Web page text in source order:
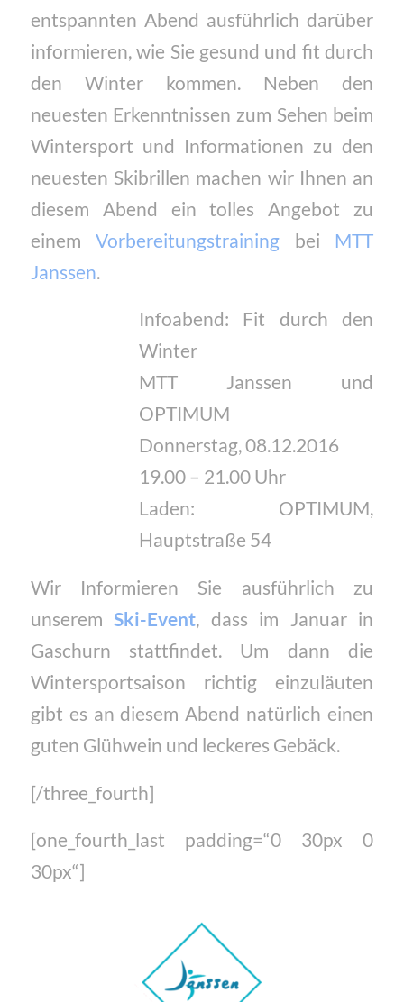
entspannten Abend ausführlich darüber
informieren, wie Sie gesund und fit durch
den Winter kommen. Neben den
neuesten Erkenntnissen zum Sehen beim
Wintersport und Informationen zu den
neuesten Skibrillen machen wir Ihnen an
diesem Abend ein tolles Angebot zu
einemVorbereitungstraining bei MTT
Janssen.
Infoabend: Fit durch den
Winter
MTT Janssen und
OPTIMUM
Donnerstag, 08.12.2016
19.00 – 21.00 Uhr
Laden: OPTIMUM,
Hauptstraße 54
Wir Informieren Sie ausführlich zu
unseremSki-Event, dass im Januar in
Gaschurn stattfindet. Um dann die
Wintersportsaison richtig einzuläuten
gibt es an diesem Abend natürlich einen
guten Glühwein und leckeres Gebäck.
[/three_fourth]
[one_fourth_last padding=“0 30px 0
30px“]